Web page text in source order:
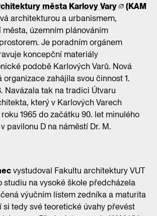
města Karlovy Vary
(KAM
architekturou a urbanismem,
územním plánováním
Je poradním orgánem
koncepční materiály
podobě Karlových Varů. Nová
organizace zahájila svou činnost 1.
Navázala tak na tradici Útvaru
který v Karlových Varech
1965 do začátku 90. let minulého
pavilonu D na náměstí Dr. M.
vystudoval Fakultu architektury VUT
studiu na vysoké škole předcházela
výučním listem zedníka a maturita
si tedy své teoretické úvahy převést